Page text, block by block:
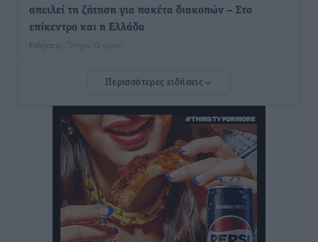
απειλεί τη ζήτηση για πακέτα διακοπών – Στο
επίκεντρο και η Ελλάδα
Ειδήσεις πριν 13 ώρες
Νέο ξενοδοχείο στη Ρόδο για την H Hotels –
στην Κω
Τοπικές Ειδήσεις πριν 13 ώρες
Αυτοκίνητο μπήκε παράνομα σε μονόδρομο στο
Μαστιχάρι – Αναποδογύρισε όχημα με μητέρα και
5χρονο παιδί
Τοπικές Ειδήσεις• πριν 13 ώρες
Περισσότερες ειδήσεις